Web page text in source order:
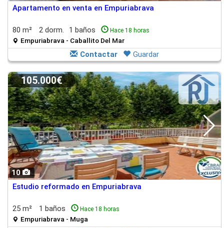
Apartamento en venta en Empuriabrava
80 m² 2 dorm. 1 baños Hace 18 horas
Empuriabrava - Caballito Del Mar
Contactar Guardar
10
105.000€
Estudio reformado en Empuriabrava
25 m² 1 baños Hace 18 horas
Empuriabrava - Muga